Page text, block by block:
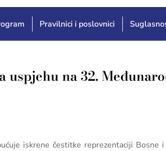
Pravilnici i poslovnici
uspjehu na 32.
iskrene čestitke reprezentaciji Bosne